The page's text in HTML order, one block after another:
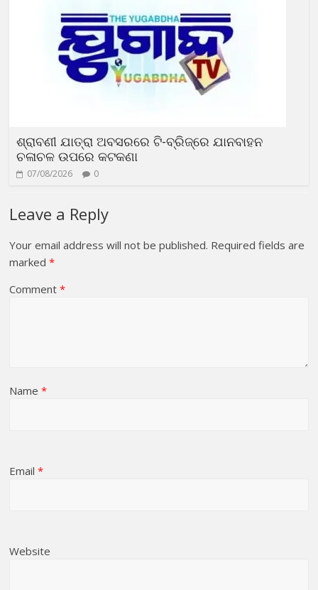
ଶ୍ରାବଣୀ ଯାତ୍ରା ଅବସରରେ ଟି-ବ୍ରିଜ୍‌ରେ ଯାନବାହନ
ଚଳାଚଳ ଉପରେ କଟକଣା
07/08/2026 0
Leave a Reply
Your email address will not be published. Required fields are
marked*
Comment*
Name*
Email*
Website